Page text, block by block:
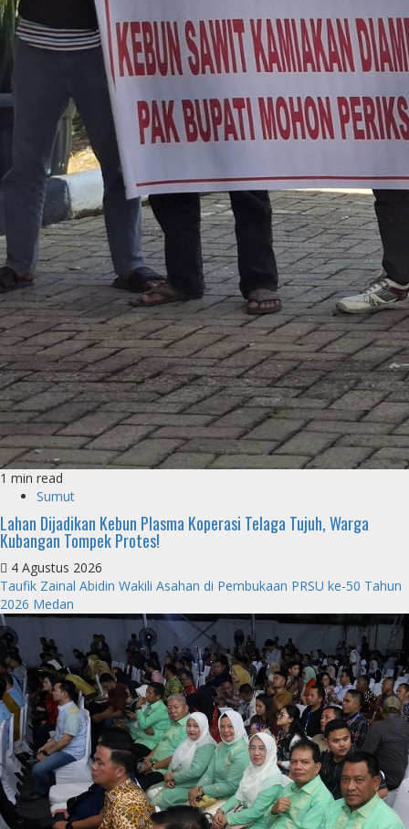
1 min read
Sumut
Lahan Dijadikan Kebun Plasma Koperasi Telaga Tujuh, Warga
Kubangan Tompek Protes!
4 Agustus 2026
Taufik Zainal Abidin Wakili Asahan di Pembukaan PRSU ke-50 Tahun
2026 Medan